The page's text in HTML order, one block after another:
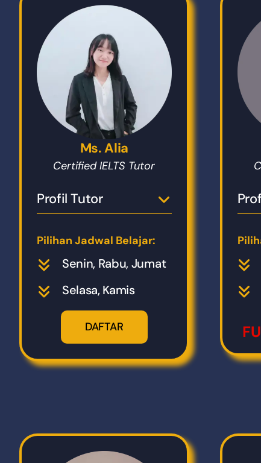
Ms. Alia
Certified IELTS Tutor
Profil Tutor
Pilihan Jadwal Belajar:
Senin, Rabu, Jumat
Selasa, Kamis
DAFTAR